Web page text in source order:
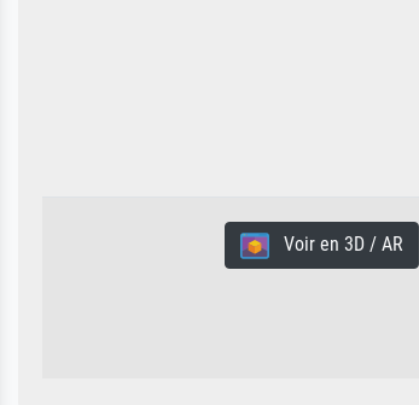
Voir en 3D / AR